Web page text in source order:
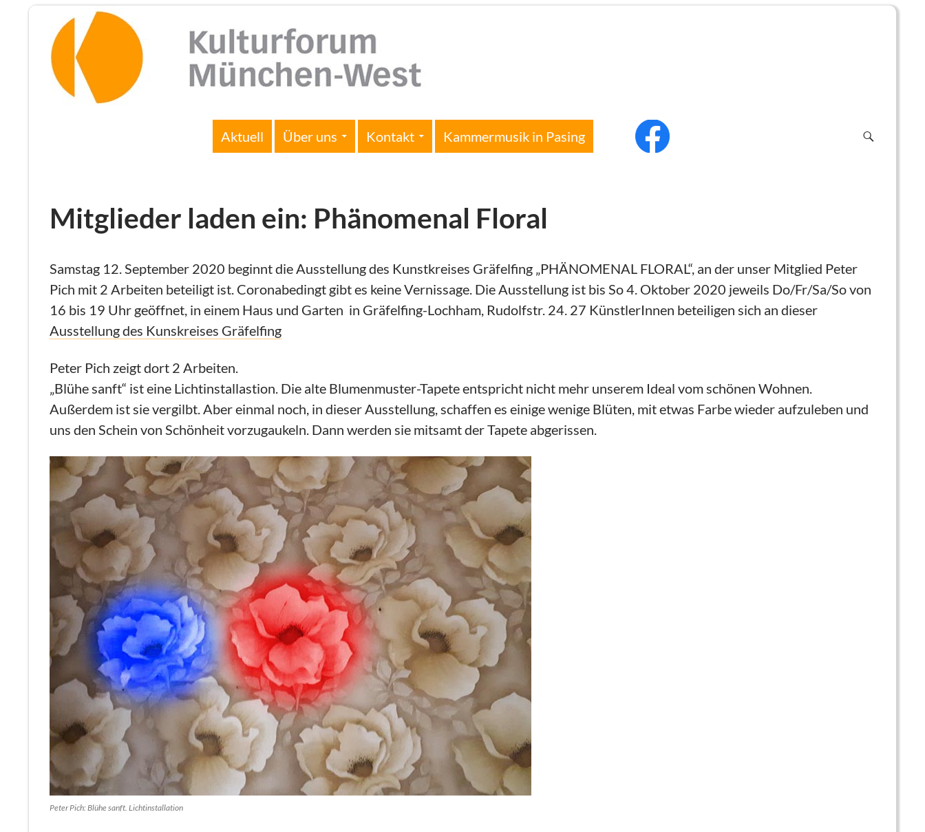
Aktuell Über uns Kontakt Kammermusik in Pasing f
Mitglieder laden ein: Phänomenal Floral
Samstag 12. September 2020 beginnt die Ausstellung des Kunstkreises Gräfelfing „PHÄNOMENAL FLORAL“, an der unser Mitglied Peter
Pich mit 2 Arbeiten beteiligt ist. Coronabedingt gibt es keine Vernissage. Die Ausstellung ist bis So 4. Oktober 2020 jeweils Do/Fr/Sa/So von
16 bis 19 Uhr geöffnet, in einem Haus und Garten in Gräfelfing-Lochham, Rudolfstr. 24. 27 KünstlerInnen beteiligen sich an dieser
Ausstellung des Kunskreises Gräfelfing
Peter Pich zeigt dort 2 Arbeiten.
„Blühe sanft“ ist eine Lichtinstallastion. Die alte Blumenmuster-Tapete entspricht nicht mehr unserem Ideal vom schönen Wohnen.
Außerdem ist sie vergilbt. Aber einmal noch, in dieser Ausstellung, schaffen es einige wenige Blüten, mit etwas Farbe wieder aufzuleben und
uns den Schein von Schönheit vorzugaukeln. Dann werden sie mitsamt der Tapete abgerissen.
Peter Pich: Blühe sanft. Lichtinstallation